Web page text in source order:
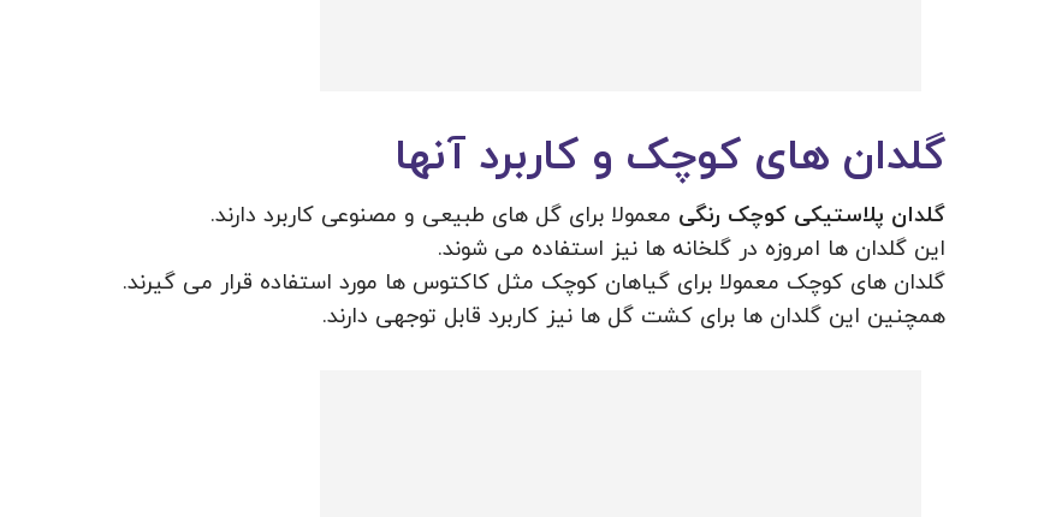
گلدان های کوچک و کاربرد آنها
گلدان پلاستیکی کوچک رنگی معمولا برای گل های طبیعی و مصنوعی کاربرد دارند.
این گلدان ها امروزه در گلخانه ها نیز استفاده می شوند.
گلدان های کوچک معمولا برای گیاهان کوچک مثل کاکتوس ها مورد استفاده قرار می گیرند.
همچنین این گلدان ها برای کشت گل ها نیز کاربرد قابل توجهی دارند.